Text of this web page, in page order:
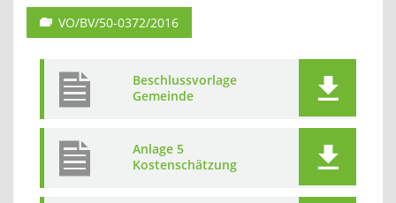
VO/BV/50-0372/2016
Beschlussvorlage
Gemeinde
Anlage 5
Kostenschätzung